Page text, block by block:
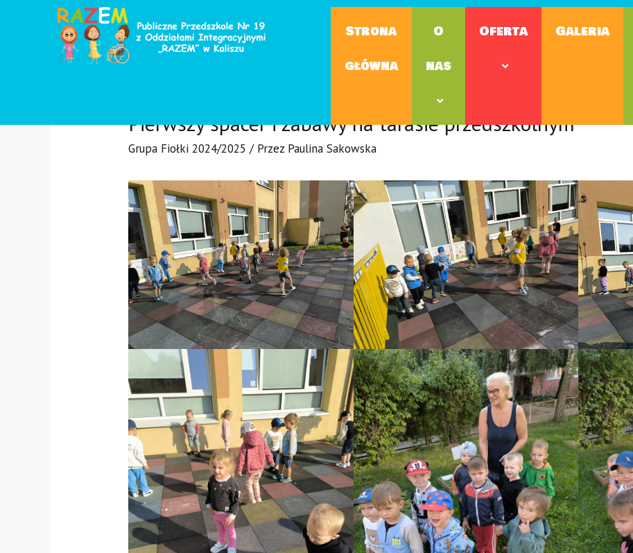
Strona
główna
O
nas
Oferta Galeria
Pierwszy spacer i zabawy na tarasie przedszkolnym
Grupa Fiołki 2024/2025 / Przez Paulina Sakowska